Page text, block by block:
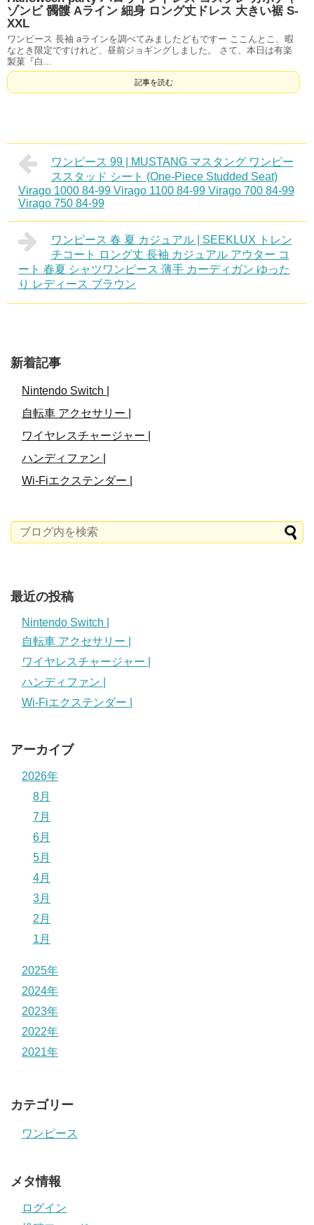
ゾンビ 髑髏 Aライン 細身 ロング丈ドレス 大きい裾 S-
XXL
ワンピース 長袖 aラインを調べてみましたどもですー ここんとこ、暇
なとき限定ですけれど、昼前ジョギングしました。 さて、本日は有楽
製菓『白...
記事を読む
ワンピース 99 | MUSTANG マスタング ワンピー
ススタッド シート (One-Piece Studded Seat)
Virago 1000 84-99 Virago 1100 84-99 Virago 700 84-99
Virago 750 84-99
ワンピース 春 夏 カジュアル | SEEKLUX トレン
チコート ロング丈 長袖 カジュアル アウター コ
ート 春夏 シャツワンピース 薄手 カーディガン ゆった
り レディース ブラウン
新着記事
Nintendo Switch |
自転車 アクセサリー |
ワイヤレスチャージャー |
ハンディファン |
Wi-Fiエクステンダー |
最近の投稿
Nintendo Switch |
自転車 アクセサリー |
ワイヤレスチャージャー |
ハンディファン |
Wi-Fiエクステンダー |
アーカイブ
2026年
8月
7月
6月
5月
4月
3月
2月
1月
2025年
2024年
2023年
2022年
2021年
カテゴリー
ワンピース
メタ情報
ログイン